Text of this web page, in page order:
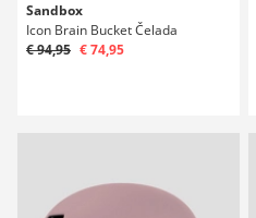
Sandbox
Icon Brain Bucket Čelada
€ 94,95 € 74,95